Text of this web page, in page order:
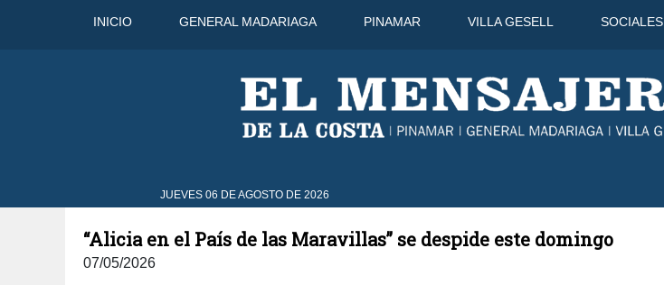
INICIO GENERAL MADARIAGA PINAMAR VILLA GESELL SOCIALES
JUEVES 06 DE AGOSTO DE 2026
30°C 7 Ago
“Alicia en el País de las Maravillas” se despide este domingo
07/05/2026